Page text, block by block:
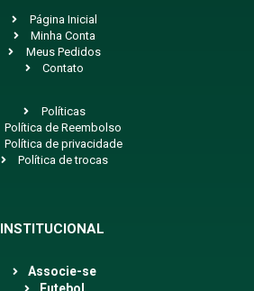
Página Inicial
Minha Conta
Meus Pedidos
Contato
Políticas
Política de Reembolso
Política de privacidade
Política de trocas
INSTITUCIONAL
Associe-se